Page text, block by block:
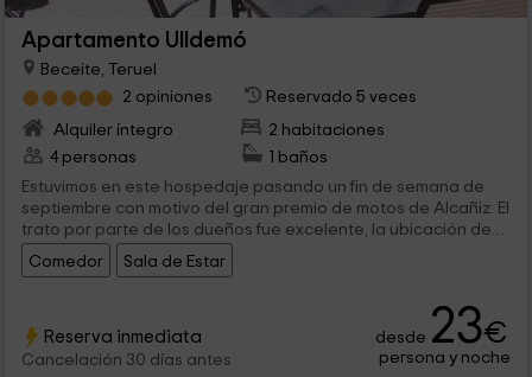
Apartamento Ulldemó
Beceite, Teruel
2 opiniones
Reservado 5 veces
Alquiler íntegro
2 habitaciones
4 personas
1 baños
Estuvimos en este hospedaje pasando un fin de semana de
septiembre con motivo del gran premio de motos de Alcañiz. El
trato por parte de los dueños fue excelente, la ubicación de
los alojamientos es muy buena. Se me olvidaron unos guantes
y Lola tuvo el detalle de mandarmelos a casa corriendo de su
Comedor Sala de Estar
Reserva inmediata
Cancelación 30 días antes
desde 23€
persona y noche